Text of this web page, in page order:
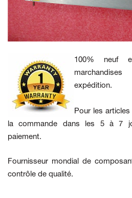
100% neuf
expédition.
Pour les
la commande dans les 5 à 7
paiement.
Fournisseur mondial de
contrôle de qualité.